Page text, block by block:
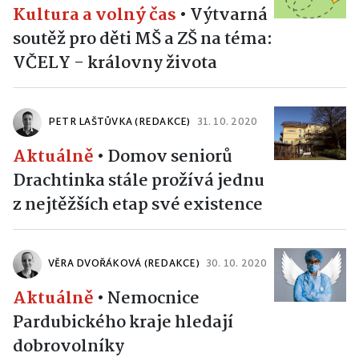
Kultura a volný čas • Výtvarná
soutěž pro děti MŠ a ZŠ na téma:
VČELY - královny života
PETR LAŠTŮVKA (REDAKCE) 31. 10. 2020
Aktuálně • Domov seniorů
Drachtinka stále prožívá jednu
z nejtěžších etap své existence
VĚRA DVOŘÁKOVÁ (REDAKCE) 30. 10. 2020
Aktuálně • Nemocnice
Pardubického kraje hledají
dobrovolníky